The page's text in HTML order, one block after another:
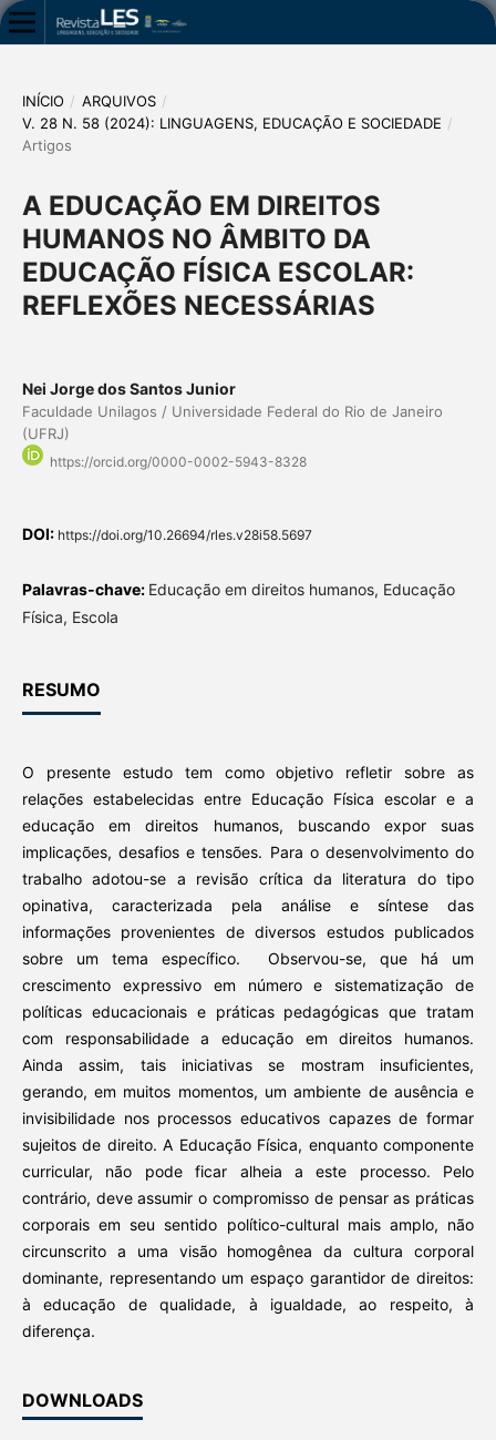
INÍCIO / ARQUIVOS /
V. 28 N. 58 (2024): LINGUAGENS, EDUCAÇÃO E SOCIEDADE /
Artigos
A EDUCAÇÃO EM DIREITOS
HUMANOS NO ÂMBITO DA
EDUCAÇÃO FÍSICA ESCOLAR:
REFLEXÕES NECESSÁRIAS
Nei Jorge dos Santos Junior
Faculdade Unilagos / Universidade Federal do Rio de Janeiro
(UFRJ)
https://orcid.org/0000-0002-5943-8328
DOI: https://doi.org/10.26694/rles.v28i58.5697
Palavras-chave: Educação em direitos humanos, Educação
Física, Escola
RESUMO
O presente estudo tem como objetivo refletir sobre as
relações estabelecidas entre Educação Física escolar e a
educação em direitos humanos, buscando expor suas
implicações, desafios e tensões. Para o desenvolvimento do
trabalho adotou-se a revisão crítica da literatura do tipo
opinativa, caracterizada pela análise e síntese das
informações provenientes de diversos estudos publicados
sobre um tema específico. Observou-se, que há um
crescimento expressivo em número e sistematização de
políticas educacionais e práticas pedagógicas que tratam
com responsabilidade a educação em direitos humanos.
Ainda assim, tais iniciativas se mostram insuficientes,
gerando, em muitos momentos, um ambiente de ausência e
invisibilidade nos processos educativos capazes de formar
sujeitos de direito. A Educação Física, enquanto componente
curricular, não pode ficar alheia a este processo. Pelo
contrário, deve assumir o compromisso de pensar as práticas
corporais em seu sentido político-cultural mais amplo, não
circunscrito a uma visão homogênea da cultura corporal
dominante, representando um espaço garantidor de direitos:
à educação de qualidade, à igualdade, ao respeito, à
diferença.
DOWNLOADS